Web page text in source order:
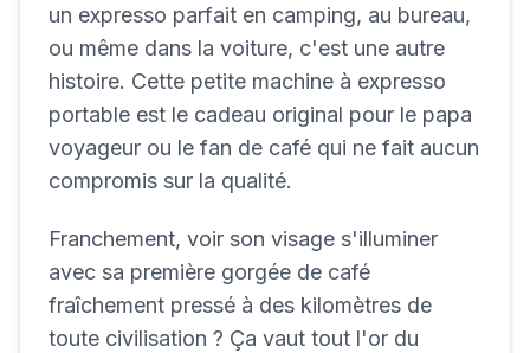
un expresso parfait en camping, au bureau,
ou même dans la voiture, c'est une autre
histoire. Cette petite machine à expresso
portable est le cadeau original pour le papa
voyageur ou le fan de café qui ne fait aucun
compromis sur la qualité.
Franchement, voir son visage s'illuminer
avec sa première gorgée de café
fraîchement pressé à des kilomètres de
toute civilisation ? Ça vaut tout l'or du